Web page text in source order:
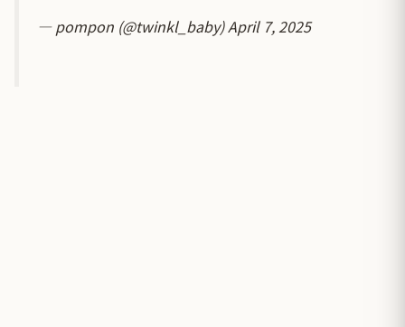
— pompon (@twinkl_baby)April 7, 2025